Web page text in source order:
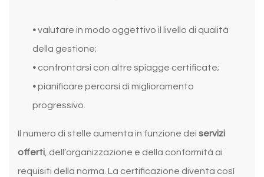
•valutare in modo oggettivo il livello di qualità
della gestione;
• confrontarsi con altre spiagge certificate;
•pianificare percorsi di miglioramento
progressivo.
Il numero di stelle aumenta in funzione dei servizi
offerti, dell’organizzazione e della conformità ai
requisiti della norma. La certificazione diventa così